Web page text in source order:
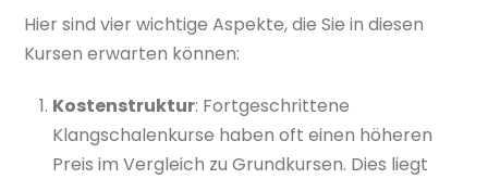
Hier sind vier wichtige Aspekte, die Sie in diesen
Kursen erwarten können:
Kostenstruktur: Fortgeschrittene
Klangschalenkurse haben oft einen höheren
Preis im Vergleich zu Grundkursen. Dies liegt